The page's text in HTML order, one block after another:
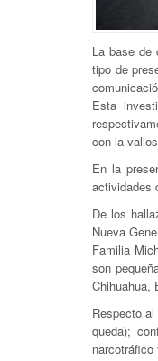
La base de
tipo de
Esta
con la
En la
actividades
De los
Nueva
Familia
son
Chihuahua,
Respecto
queda);